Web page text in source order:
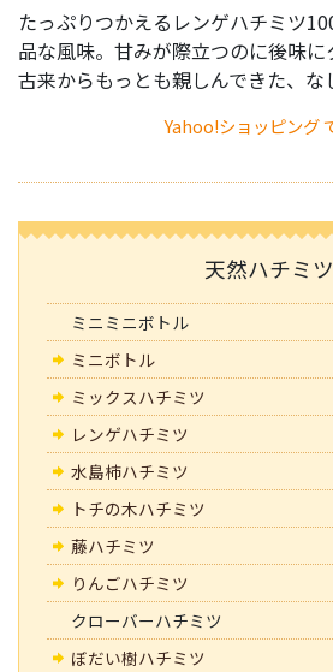
たっぷりつかえるレンゲハチミツ
品な風味。甘みが際立つのに後味
古来からもっとも親しんできた、な
Yahoo!ショッピング
天然ハチミツ
ミニミニボトル
ミニボトル
ミックスハチミツ
レンゲハチミツ
水島柿ハチミツ
トチの木ハチミツ
藤ハチミツ
りんごハチミツ
クローバーハチミツ
ぼだい樹ハチミツ